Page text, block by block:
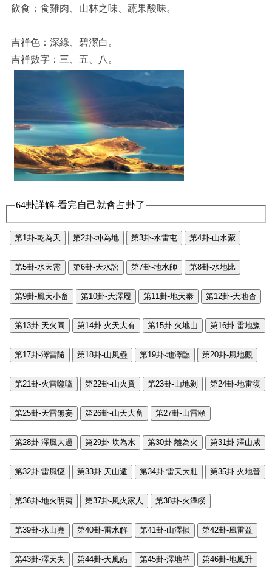
飲食：食雞肉、山林之味、蔬果酸味。
吉祥色：深綠、碧潔白。
吉祥數字：三、五、八。
64卦詳解-看完自己就會占卦了
第1卦-乾為天 第2卦-坤為地 第3卦-水雷屯 第4卦-山水蒙
第5卦-水天需 第6卦-天水訟 第7卦-地水師 第8卦-水地比
第9卦-風天小畜 第10卦-天澤履 第11卦-地天泰 第12卦-天地否
第13卦-天火同 第14卦-火天大有 第15卦-火地山 第16卦-雷地豫
第17卦-澤雷隨 第18卦-山風蠱 第19卦-地澤臨 第20卦-風地觀
第21卦-火雷噬嗑 第22卦-山火賁 第23卦-山地剝 第24卦-地雷復
第25卦-天雷無妄 第26卦-山天大畜 第27卦-山雷頤
第28卦-澤風大過 第29卦-坎為水 第30卦-離為火 第31卦-澤山咸
第32卦-雷風恆 第33卦-天山遁 第34卦-雷天大壯 第35卦-火地晉
第36卦-地火明夷 第37卦-風火家人 第38卦-火澤睽
第39卦-水山蹇 第40卦-雷水解 第41卦-山澤損 第42卦-風雷益
第43卦-澤天夬 第44卦-天風姤 第45卦-澤地萃 第46卦-地風升